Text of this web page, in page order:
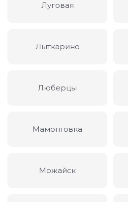
Луговая
Лыткарино
Люберцы
Мамонтовка
Можайск